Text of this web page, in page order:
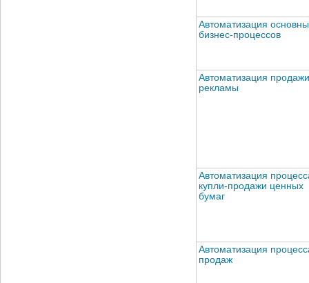
Автоматизация
бизнес-процессов
Автоматизация продажи
рекламы
Автоматизация
купли-продажи ценных
бумаг
Автоматизация
продаж